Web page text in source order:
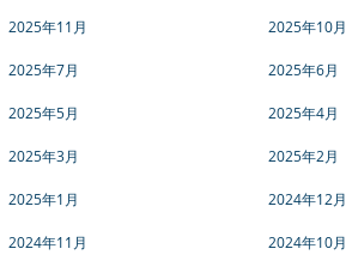
2025年11月 2025年10月
2025年7月 2025年6月
2025年5月 2025年4月
2025年3月 2025年2月
2025年1月 2024年12月
2024年11月 2024年10月